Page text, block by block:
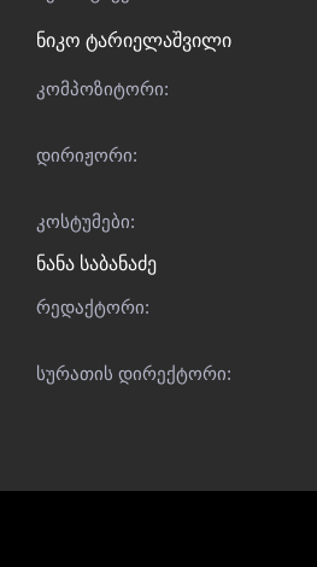
ნიკო ტარიელაშვილი
კომპოზიტორი:
დირიჟორი:
კოსტუმები:
ნანა საბანაძე
რედაქტორი:
სურათის დირექტორი: